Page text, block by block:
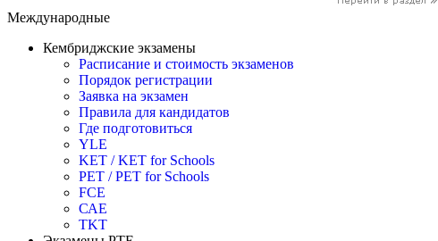
Международные
Кембриджские экзамены
Расписание и стоимость экзаменов
Порядок регистрации
Заявка на экзамен
Правила для кандидатов
Где подготовиться
YLE
KET / KET for Schools
PET / PET for Schools
FCE
САЕ
TKT